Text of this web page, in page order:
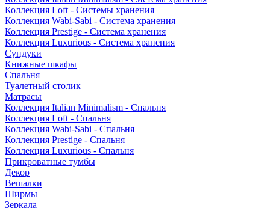
Коллекция Loft - Системы хранения
Коллекция Wabi-Sabi - Система хранения
Коллекция Prestige - Система хранения
Коллекция Luxurious - Система хранения
Сундуки
Книжные шкафы
Спальня
Туалетный столик
Матрасы
Коллекция Italian Minimalism - Спальня
Коллекция Loft - Спальня
Коллекция Wabi-Sabi - Спальня
Коллекция Prestige - Спальня
Коллекция Luxurious - Спальня
Прикроватные тумбы
Декор
Вешалки
Ширмы
Зеркала